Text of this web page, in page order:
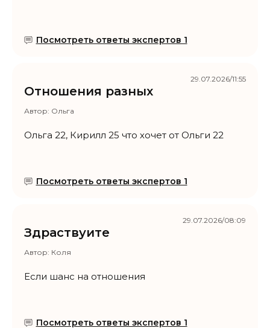
Посмотреть ответы экспертов 1
Отношения разных
Автор: Ольга
Ольга 22, Кирилл 25 что хочет от Ольги 22
Посмотреть ответы экспертов 1
29.07.2026/11:55
Здраствуите
Автор: Коля
Если шанс на отношения
Посмотреть ответы экспертов 1
29.07.2026/08:09